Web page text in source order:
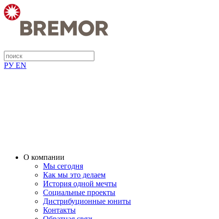
РУ EN
О компании
Мы сегодня
Как мы это делаем
История одной мечты
Социальные проекты
Дистрибуционные юниты
Контакты